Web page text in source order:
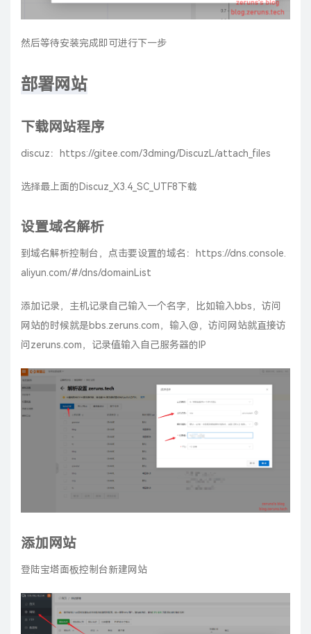
然后等待安装完成即可进行下一步
部署网站
下载网站程序
discuz： https://gitee.com/3dming/DiscuzL/attach_files
选择最上面的Discuz_X3.4_SC_UTF8下载
设置域名解析
到域名解析控制台，点击要设置的域名：
https://dns.console.
aliyun.com/#/dns/domainList
添加记录，主机记录自己输入一个名字，比如输入bbs，访问
网站的时候就是bbs.zeruns.com，输入@，访问网站就直接访
问zeruns.com，记录值输入自己服务器的IP
添加网站
登陆宝塔面板控制台新建网站